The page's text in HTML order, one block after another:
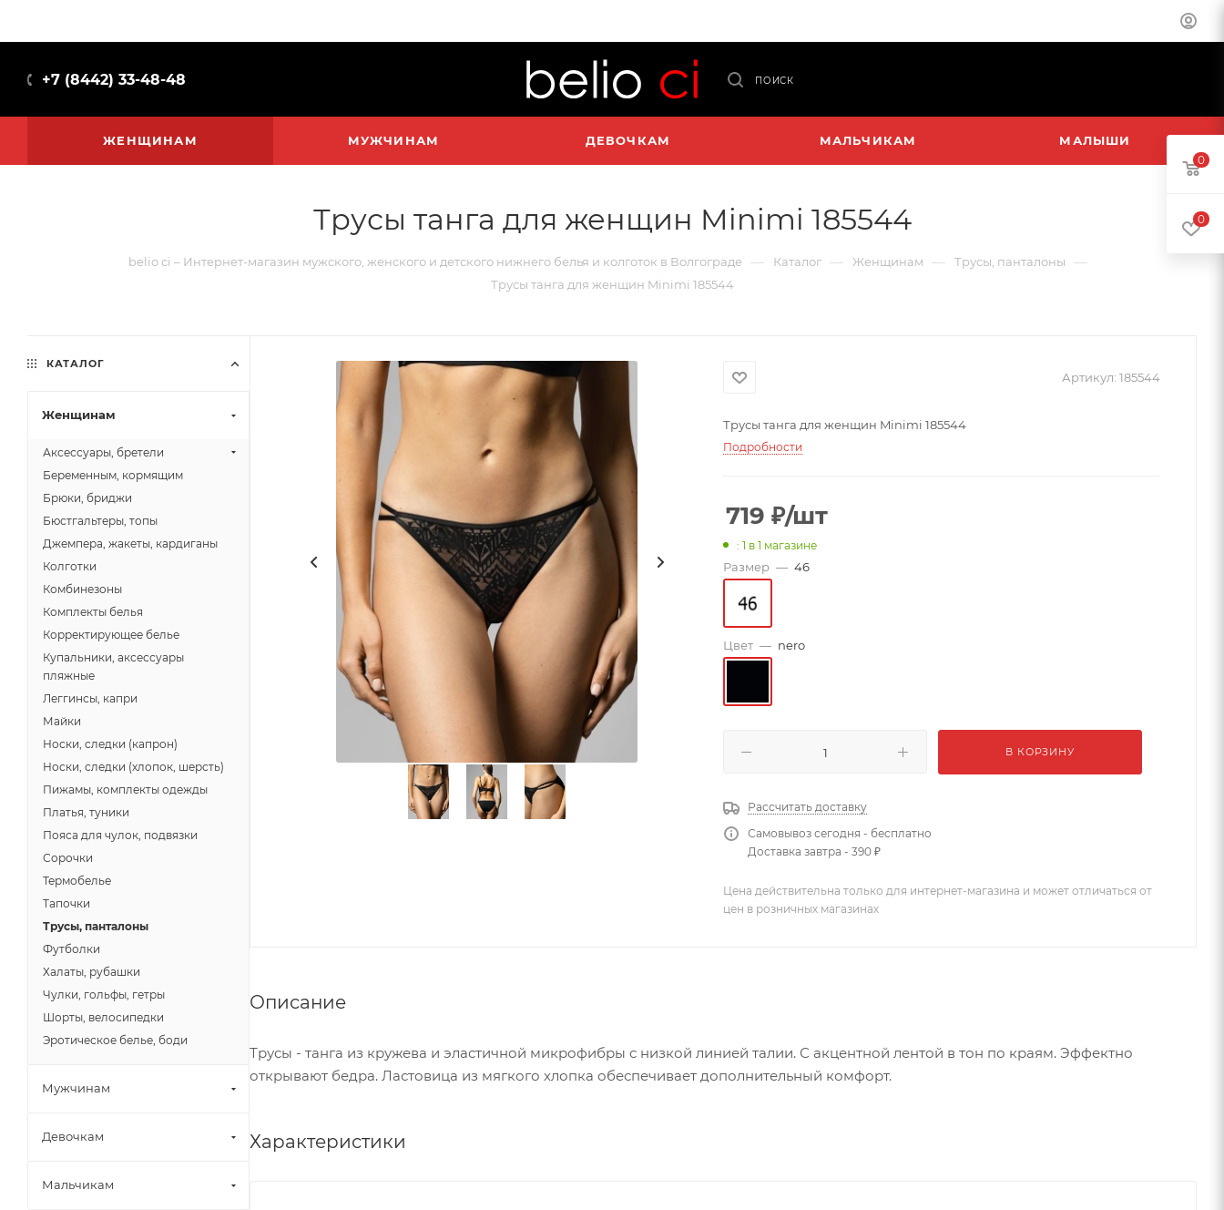
+7 (8442) 33-48-48 ПОИСК
ЖЕНЩИНАМ МУЖЧИНАМ ДЕВОЧКАМ МАЛЬЧИКАМ МАЛЫШИ
Трусы танга для женщин Minimi 185544
belio ci – Интернет-магазин мужского, женского и детского нижнего белья и колготок в Волгограде — Каталог — Женщинам — Трусы, панталоны —
Трусы танга для женщин Minimi 185544
Артикул: 185544
Трусы танга для женщин Minimi 185544
Подробности
719 ₽/шт
: 1 в 1 магазине
Размер — 46
Цвет — nero
В КОРЗИНУ
Рассчитать доставку
Самовывоз сегодня - бесплатно
Доставка завтра - 390 ₽
Цена действительна только для интернет-магазина и может отличаться от
цен в розничных магазинах
Описание
Трусы - танга из кружева и эластичной микрофибры с низкой линией талии. С акцентной лентой в тон по краям. Эффектно
открывают бедра. Ластовица из мягкого хлопка обеспечивает дополнительный комфорт.
Характеристики
КАТАЛОГ
Женщинам
Аксессуары, бретели
Беременным, кормящим
Брюки, бриджи
Бюстгальтеры, топы
Джемпера, жакеты, кардиганы
Колготки
Комбинезоны
Комплекты белья
Корректирующее белье
Купальники, аксессуары
пляжные
Леггинсы, капри
Майки
Носки, следки (капрон)
Носки, следки (хлопок, шерсть)
Пижамы, комплекты одежды
Платья, туники
Пояса для чулок, подвязки
Сорочки
Термобелье
Тапочки
Трусы, панталоны
Футболки
Халаты, рубашки
Чулки, гольфы, гетры
Шорты, велосипедки
Эротическое белье, боди
Мужчинам
Девочкам
Мальчикам
0
0